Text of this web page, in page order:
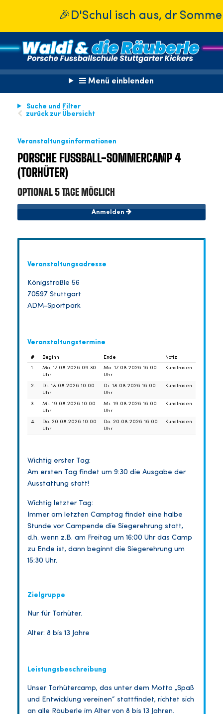
Menü einblenden
Suche und Filter
zurück zur Übersicht
Veranstaltungsinformationen
PORSCHE FUSSBALL-SOMMERCAMP 4 (
TORHÜTER)
OPTIONAL 5 TAGE MÖGLICH
Anmelden
Veranstaltungsadresse
Königsträßle 56
70597 Stuttgart
ADM-Sportpark
Veranstaltungstermine
# Beginn Ende
Notiz
1.
Mo. 17.08.2026 09:30
Uhr
Mo. 17.08.2026 16:00
Uhr
Kunstrasen
2.
Di. 18.08.2026 10:00
Uhr
Di. 18.08.2026 16:00
Uhr
Kunstrasen
3.
Mi. 19.08.2026 10:00
Uhr
Mi. 19.08.2026 16:00
Uhr
Kunstrasen
4.
Do. 20.08.2026 10:00
Uhr
Do. 20.08.2026 16:00
Uhr
Kunstrasen
Wichtig erster Tag:
Am ersten Tag findet um 9:30 die Ausgabe der
Ausstattung statt!
Wichtig letzter Tag:
Immer am letzten Camptag findet eine halbe
Stunde vor Campende die Siegerehrung statt,
d.h. wenn z.B. am Freitag um 16:00 Uhr das Camp
zu Ende ist, dann beginnt die Siegerehrung um
15:30 Uhr.
Zielgruppe
Nur für Torhüter.
Alter: 8 bis 13 Jahre
Leistungsbeschreibung
Unser Torhütercamp, das unter dem Motto „Spaß
und Entwicklung vereinen“ stattfindet, richtet sich
an alle Räuberle im Alter von 8 bis 13 Jahren.
🎉D'Schul isch aus, dr Sommer